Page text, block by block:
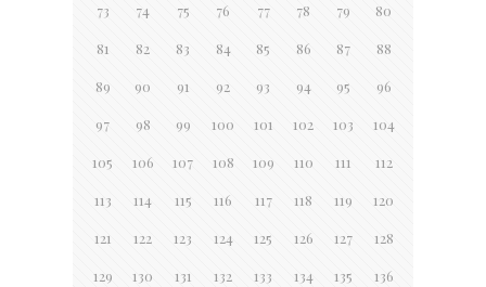
73 74 75 76 77 78 79 80
81 82 83 84 85 86 87 88
89 90 91 92 93 94 95 96
97 98 99 100 101 102 103 104
105 106 107 108 109 110 111 112
113 114 115 116 117 118 119 120
121 122 123 124 125 126 127 128
129 130 131 132 133 134 135 136